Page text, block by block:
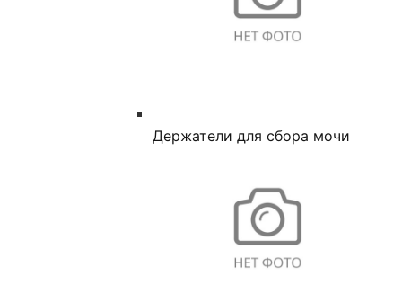
Держатели для сбора мочи